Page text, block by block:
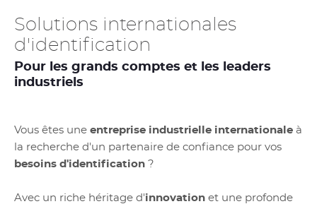
Solutions internationales
d'identification
Pour les grands comptes et les leaders
industriels
Vous êtes une entreprise industrielle internationale à
la recherche d'un partenaire de confiance pour vos
besoins d'identification ?
Avec un riche héritage d'innovation et une profonde